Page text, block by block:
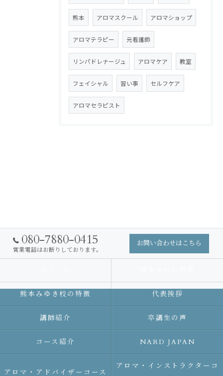
熊本 アロマスクール アロマショップ
アロマテラピー 元看護師
リンパドレナージュ アロマケア 教室
フェイシャル 習い事 セルフケア
アロマセラピスト
080-7880-0415
営業電話はお断りしております。
お問い合わせはこちら
熊本みゆき校の特徴 代表挨拶
講師紹介 卒講生の声
コース紹介 NARD JAPAN
アロマ・アドバイザーコース
アロマ・インストラクターコ